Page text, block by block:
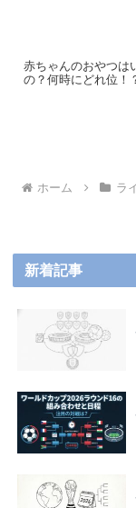
赤ちゃんのおやつは
の？何時にどれ位！
ホーム ラ
新着記事